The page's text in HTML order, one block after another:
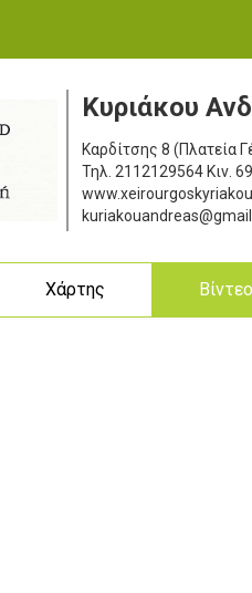
Κυριάκου
Καρδίτσης 8 (Πλατεία
Τηλ. 2112129564 Κιν.
Χάρτης Βίντεο